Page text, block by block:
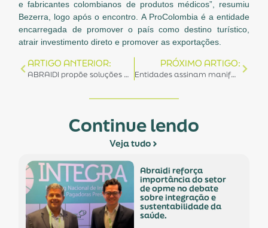
e fabricantes colombianos de produtos médicos”, resumiu
Bezerra, logo após o encontro. A ProColombia é a entidade
encarregada de promover o país como destino turístico,
atrair investimento direto e promover as exportações.
ARTIGO ANTERIOR:
ABRAIDI propõe soluções para reforçar as relações éticas na saúde em evento internacional
PRÓXIMO ARTIGO:
Entidades assinam manifesto contra mudanças no imposto de renda por impacto na saúde
Continue lendo
Veja tudo
abraidi reforça
importância do setor
de opme no debate
sobre integração e
sustentabilidade da
saúde.